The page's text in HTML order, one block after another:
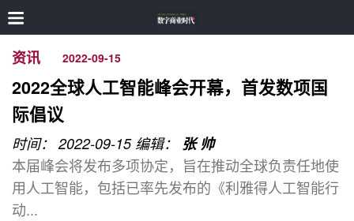
资讯 2022-09-15
2022全球人工智能峰会开幕，首发数项国
际倡议
时间： 2022-09-15 编辑： 张 帅
本届峰会将发布多项协定，旨在推动全球负责任地使
用人工智能，包括已率先发布的《利雅得人工智能行
动...